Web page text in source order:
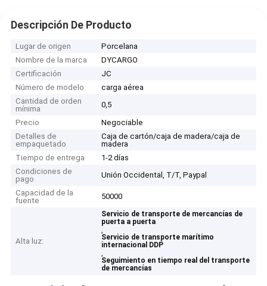
Descripción De Producto
Lugar de origen
Porcelana
Nombre de la marca
DYCARGO
Certificación
JC
Número de modelo
carga aérea
Cantidad de orden
mínima
0,5
Precio
Negociable
Detalles de
empaquetado
Caja de cartón/caja de madera/caja de
madera
Tiempo de entrega
1-2 días
Condiciones de
pago
Unión Occidental, T/T, Paypal
Capacidad de la
fuente
50000
Alta luz:
Servicio de transporte de mercancías de
puerta a puerta
,
Servicio de transporte marítimo
internacional DDP
,
Seguimiento en tiempo real del transporte
de mercancías